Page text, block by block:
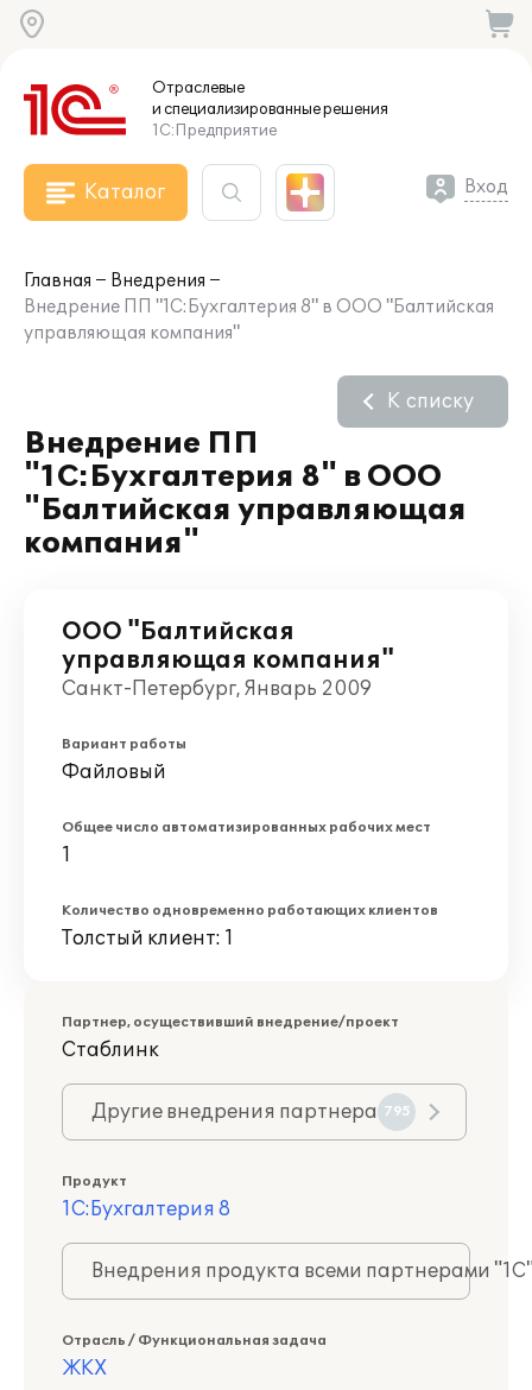
Отраслевые
и специализированныерешения
1С:Предприятие
Каталог Вход
Главная
Внедрения
Внедрение ПП "1С:Бухгалтерия 8" в ООО "Балтийская
управляющая компания"
Внедрение ПП
"1С:Бухгалтерия 8" в ООО
"Балтийская управляющая
компания"
К списку
ООО "Балтийская
управляющая компания"
Санкт-Петербург, Январь 2009
Вариант работы
Файловый
Общее число автоматизированных рабочих мест
1
Количество одновременно работающих клиентов
Толстый клиент: 1
Партнер, осуществивший внедрение/проект
Стаблинк
Другие внедрения партнера 795
Продукт
1С:Бухгалтерия 8
Внедрения продукта всеми партнерами
Отрасль / Функциональная задача
ЖКХ